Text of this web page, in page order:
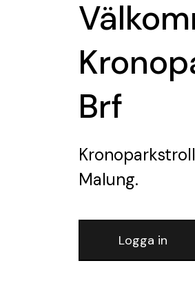
Brf
Malung.
Logga in